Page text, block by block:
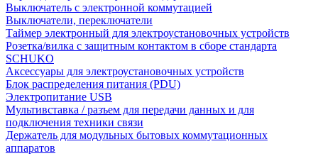
Выключатель с электронной коммутацией
Выключатели, переключатели
Таймер электронный для электроустановочных устройств
Розетка/вилка с защитным контактом в сборе стандарта
SCHUKO
Аксессуары для электроустановочных устройств
Блок распределения питания (PDU)
Электропитание USB
Мультивставка / разъем для передачи данных и для
подключения техники связи
Держатель для модульных бытовых коммутационных
аппаратов